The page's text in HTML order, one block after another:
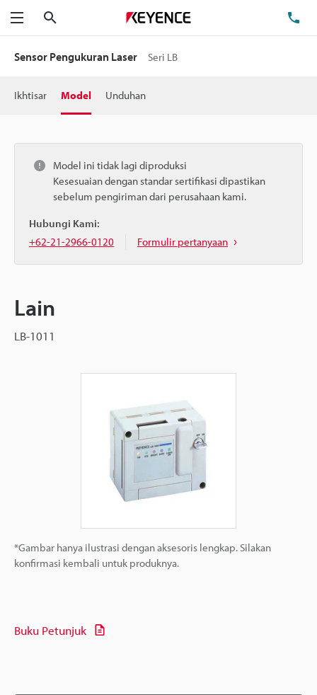
Menu
Sensor Pengukuran Laser Seri LB
Ikhtisar Model Unduhan
Model ini tidak lagi diproduksi
Kesesuaian dengan standar sertifikasi dipastikan
sebelum pengiriman dari perusahaan kami.
Hubungi Kami:
+62-21-2966-0120
Formulir pertanyaan
Lain
LB-1011
*Gambar hanya ilustrasi dengan aksesoris lengkap. Silakan
konfirmasi kembali untuk produknya.
Buku Petunjuk